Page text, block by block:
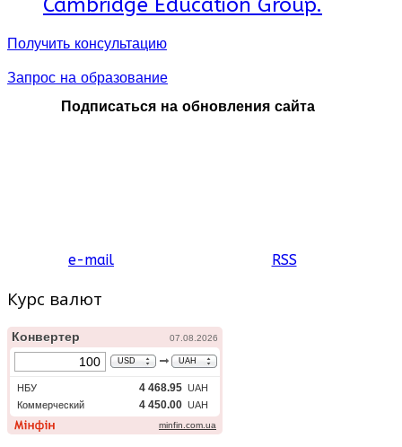
Получить консультацию
Запрос на образование
Подписаться на обновления сайта
e-mail RSS
Курс валют